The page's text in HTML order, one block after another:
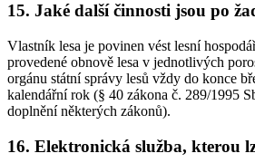
15. Jaké další činnosti jsou po
Vlastník lesa je povinen vést lesní
provedené obnově lesa v jednotlivých
orgánu státní správy lesů vždy do konce
kalendářní rok (§ 40 zákona č. 289/1995
doplnění některých zákonů).
16. Elektronická služba, kterou